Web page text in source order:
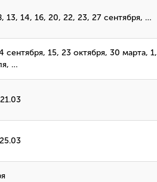
13, 14, 16, 20, 22, 23, 27 сентября, …
сентября, 15, 23 октября, 30 марта, 1,
…